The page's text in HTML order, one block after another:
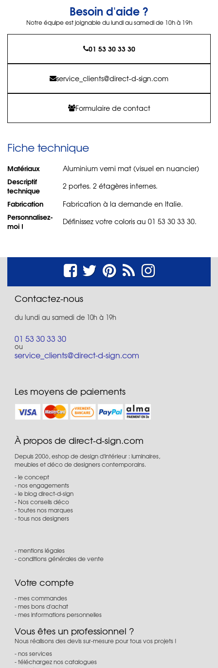
Besoin d'aide ?
Notre équipe est joignable du lundi au samedi de 10h à 19h
01 53 30 33 30
service_clients@direct-d-sign.com
Formulaire de contact
Fiche technique
Matériaux Aluminium verni mat (visuel en nuancier)
Descriptif
technique
2 portes. 2 étagères internes.
Fabrication Fabrication à la demande en Italie.
Personnalisez-
moi !
Définissez votre coloris au 01 53 30 33 30.
Contactez-nous
du lundi au samedi de 10h à 19h
01 53 30 33 30
ou
service_clients@direct-d-sign.com
Les moyens de paiements
À propos de direct-d-sign.com
Depuis 2006, eshop de design d'intérieur : luminaires,
meubles et déco de designers contemporains.
le concept
nos engagements
le blog direct-d-sign
Nos conseils déco
toutes nos marques
tous nos designers
mentions légales
conditions générales de vente
Votre compte
mes commandes
mes bons d'achat
mes informations personnelles
Vous êtes un professionnel ?
Nous réalisons des devis sur-mesure pour tous vos projets !
nos services
téléchargez nos catalogues